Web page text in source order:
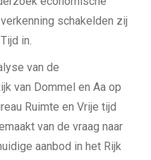
schakelden zij
in.
van de
van Dommel en Aa op
Ruimte en Vrije tijd
van de vraag naar
aanbod in het Rijk